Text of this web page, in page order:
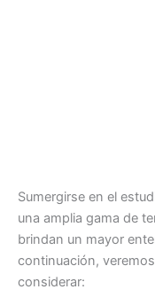
Sumergirse en el
una amplia gama de
brindan un mayor
continuación,
considerar: